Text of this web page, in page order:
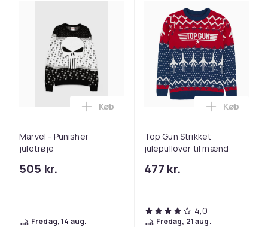
Marvel - Punisher
juletrøje
505 kr.
Læg Marvel - Punisher juletrøje i kurven
Køb
fredag, 14 aug.
Top Gun Strikket
julepullover til mænd
477 kr.
Læg Top
Køb
4,0
fredag, 21 aug.